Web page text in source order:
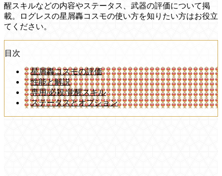
醒スキルなどの内容やステータス、武器の評価について掲
載。ログレスの星屑轟コスモの使い方を知りたい方はお役立
てください。
目次
星屑轟コスモの評価
性能と解説
専用/必殺/覚醒スキル
ステータスとオプション